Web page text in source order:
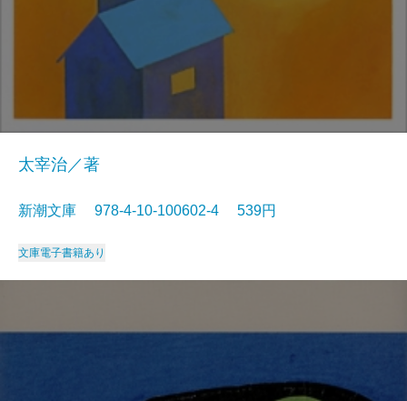
太宰治／著
新潮文庫 978-4-10-100602-4 539円
文庫電子書籍あり